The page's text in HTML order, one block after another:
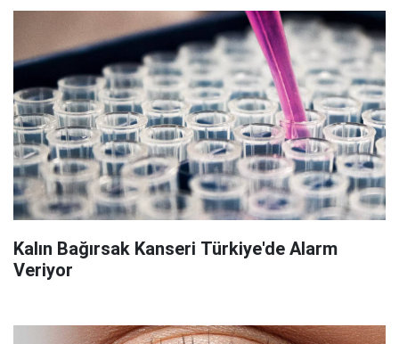
Kalın Bağırsak Kanseri Türkiye'de Alarm
Veriyor